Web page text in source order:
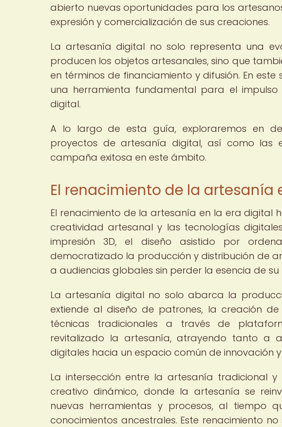
abierto nuevas oportunidades para los
expresión y comercialización de sus creaciones.
La artesanía digital no solo representa una
producen los objetos artesanales, sino que
en términos de financiamiento y difusión. En
una herramienta fundamental para el
digital.
A lo largo de esta guía, exploraremos en
proyectos de artesanía digital, así como
campaña exitosa en este ámbito.
El renacimiento de la artesanía
El renacimiento de la artesanía en la era digital
creatividad artesanal y las tecnologías
impresión 3D, el diseño asistido por
democratizado la producción y distribución de
a audiencias globales sin perder la esencia de
La artesanía digital no solo abarca la
extiende al diseño de patrones, la creación
técnicas tradicionales a través de
revitalizado la artesanía, atrayendo tanto a
digitales hacia un espacio común de innovación
La intersección entre la artesanía tradicional
creativo dinámico, donde la artesanía se
nuevas herramientas y procesos, al tiempo
conocimientos ancestrales. Este renacimiento